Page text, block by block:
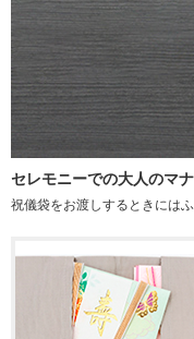
セレモニーでの大人のマナ
祝儀袋をお渡しするときには